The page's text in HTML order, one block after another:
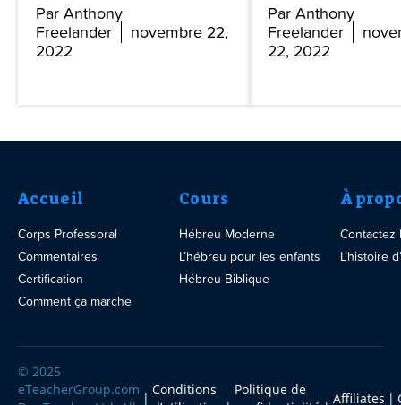
Par Anthony
Freelander
novembre 22,
2022
Par Anthony
Freelander
22, 2022
Accueil
Corps Professoral
Commentaires
Certification
Comment ça marche
Cours
Hébreu Moderne
L’hébreu pour les enfants
Hébreu Biblique
À
Contactez
L’histoire
© 2025
eTeacherGroup.com
Conditions
Politique de
Affiliates